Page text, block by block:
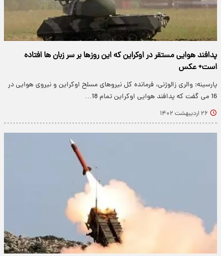
پدافند هوایی مستقر در اوکراین که این روزها بر سر زبان ها افتاده
است+ عکس
پارسینه: والری زالوژنی، فرمانده کل نیروهای مسلح اوکراین و نیروی هوایی در
16 می گفت که پدافند هوایی اوکراین تمام 18…
۲۶ اردیبهشت ۱۴۰۲